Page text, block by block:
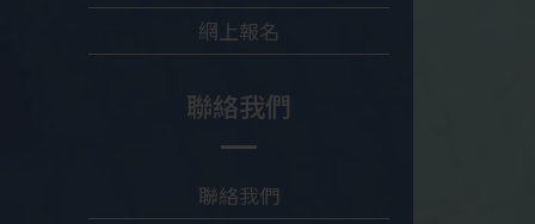
網上報名
聯絡我們
聯絡我們